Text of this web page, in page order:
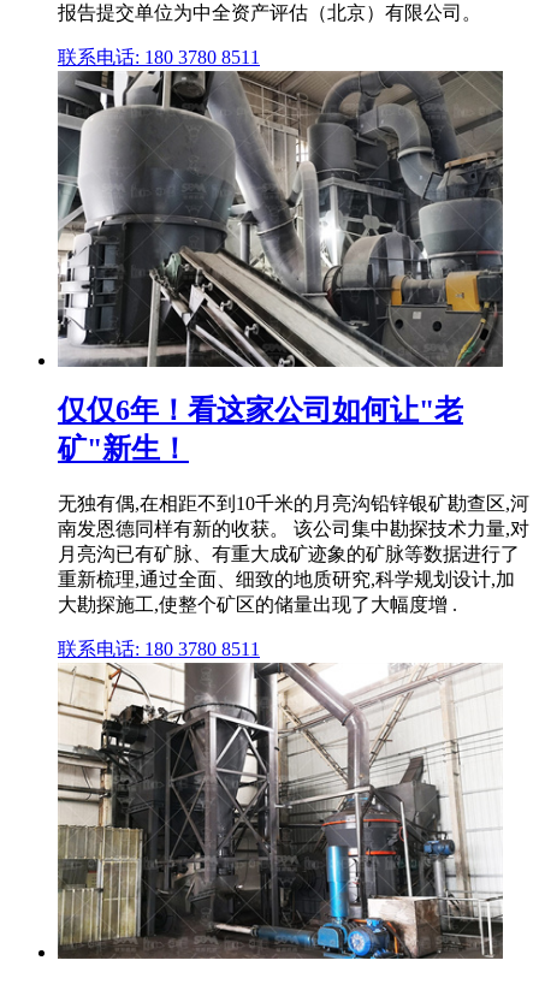
报告提交单位为中全资产评估（北京）有限公司。
联系电话: 180 3780 8511
仅仅6年！看这家公司如何让"老
矿"新生！
无独有偶,在相距不到10千米的月亮沟铅锌银矿勘查区,河
南发恩德同样有新的收获。 该公司集中勘探技术力量,对
月亮沟已有矿脉、有重大成矿迹象的矿脉等数据进行了
重新梳理,通过全面、细致的地质研究,科学规划设计,加
大勘探施工,使整个矿区的储量出现了大幅度增 .
联系电话: 180 3780 8511